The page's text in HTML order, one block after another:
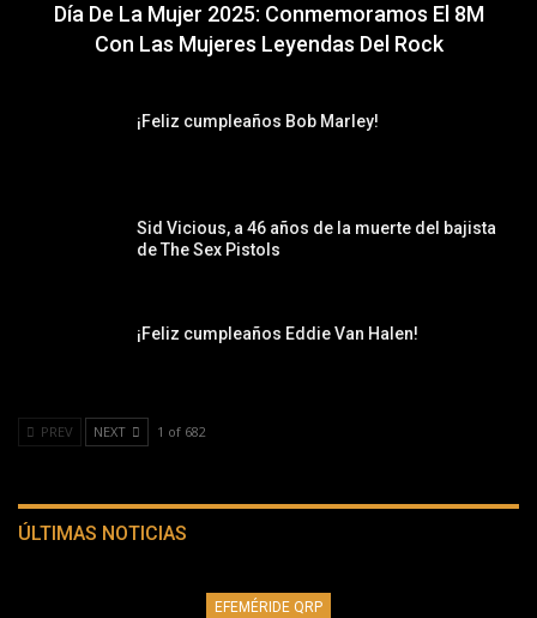
Día De La Mujer 2025: Conmemoramos El 8M
Con Las Mujeres Leyendas Del Rock
¡Feliz cumpleaños Bob Marley!
Sid Vicious, a 46 años de la muerte del bajista
de The Sex Pistols
¡Feliz cumpleaños Eddie Van Halen!
PREV NEXT 1 of 682
ÚLTIMAS NOTICIAS
EFEMÉRIDE QRP